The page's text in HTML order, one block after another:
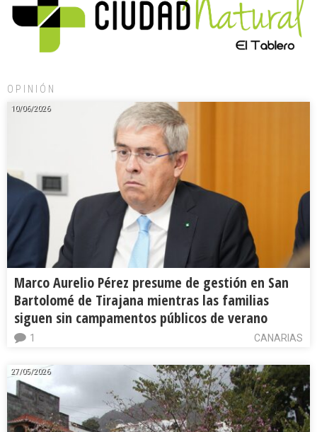
OPINIÓN
10/06/2026
Marco Aurelio Pérez presume de gestión en San
Bartolomé de Tirajana mientras las familias
siguen sin campamentos públicos de verano
CANARIAS
1
27/05/2026